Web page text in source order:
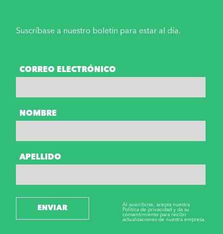
Suscríbase a nuestro boletín para estar al día.
CORREO ELECTRÓNICO
NOMBRE
APELLIDO
ENVIAR
Al suscribirse, acepta nuestra
Política de privacidad y da su
consentimiento para recibir
actualizaciones de nuestra empresa.